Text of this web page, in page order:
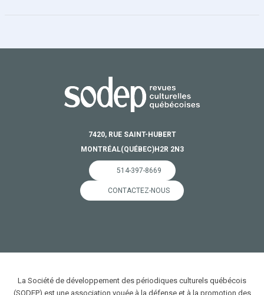
7420, RUE SAINT-HUBERT
MONTRÉAL(QUÉBEC)H2R 2N3
514-397-8669
CONTACTEZ-NOUS
La Société de développement des périodiques culturels québécois
(SODEP) est une association vouée à la défense et à la promotion des